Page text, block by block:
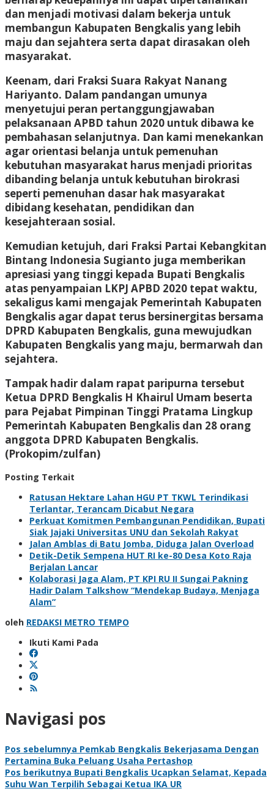
dan menjadi motivasi dalam bekerja untuk
membangun Kabupaten Bengkalis yang lebih
maju dan sejahtera serta dapat dirasakan oleh
masyarakat.
Keenam, dari Fraksi Suara Rakyat Nanang
Hariyanto. Dalam pandangan umunya
menyetujui peran pertanggungjawaban
pelaksanaan APBD tahun 2020 untuk dibawa ke
pembahasan selanjutnya. Dan kami menekankan
agar orientasi belanja untuk pemenuhan
kebutuhan masyarakat harus menjadi prioritas
dibanding belanja untuk kebutuhan birokrasi
seperti pemenuhan dasar hak masyarakat
dibidang kesehatan, pendidikan dan
kesejahteraan sosial.
Kemudian ketujuh, dari Fraksi Partai Kebangkitan
Bintang Indonesia Sugianto juga memberikan
apresiasi yang tinggi kepada Bupati Bengkalis
atas penyampaian LKPJ APBD 2020 tepat waktu,
sekaligus kami mengajak Pemerintah Kabupaten
Bengkalis agar dapat terus bersinergitas bersama
DPRD Kabupaten Bengkalis, guna mewujudkan
Kabupaten Bengkalis yang maju, bermarwah dan
sejahtera.
Tampak hadir dalam rapat paripurna tersebut
Ketua DPRD Bengkalis H Khairul Umam beserta
para Pejabat Pimpinan Tinggi Pratama Lingkup
Pemerintah Kabupaten Bengkalis dan 28 orang
anggota DPRD Kabupaten Bengkalis.
(Prokopim/zulfan)
Posting Terkait
Ratusan Hektare Lahan HGU PT TKWL Terindikasi
Terlantar, Terancam Dicabut Negara
Perkuat Komitmen Pembangunan Pendidikan, Bupati
Siak Jajaki Universitas UNU dan Sekolah Rakyat
Jalan Amblas di Batu Jomba, Diduga Jalan Overload
Detik-Detik Sempena HUT RI ke-80 Desa Koto Raja
Berjalan Lancar
Kolaborasi Jaga Alam, PT KPI RU II Sungai Pakning
Hadir Dalam Talkshow “Mendekap Budaya, Menjaga
Alam”
oleh REDAKSI METRO TEMPO
Ikuti Kami Pada
Navigasi pos
Pos sebelumnya Pemkab Bengkalis Bekerjasama Dengan
Pertamina Buka Peluang Usaha Pertashop
Pos berikutnya Bupati Bengkalis Ucapkan Selamat, Kepada
Suhu Wan Terpilih Sebagai Ketua IKA UR